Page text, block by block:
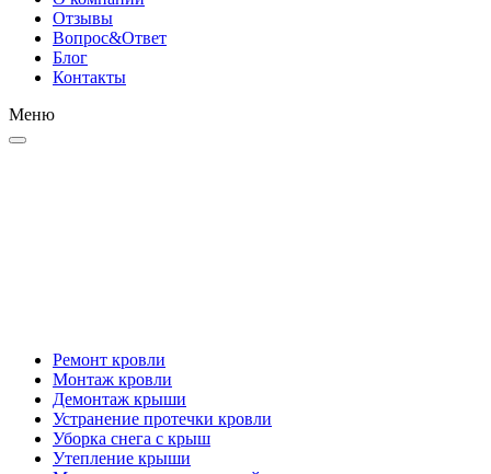
Отзывы
Вопрос&Ответ
Блог
Контакты
Меню
Ремонт кровли
Монтаж кровли
Демонтаж крыши
Устранение протечки кровли
Уборка снега с крыш
Утепление крыши